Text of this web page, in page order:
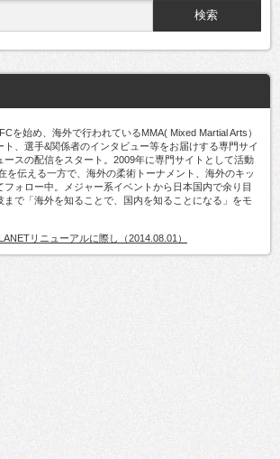
を始め、海外で行われているMMA( Mixed Martial Arts）
、選手&関係者のインタビュー等をお届けする専門サイ
ースの配信をスタート。2009年に専門サイトとして活動
を伝える一方で、海外の柔術トーナメント、海外のキッ
フォロー中。メジャー系イベントから日本国内で余り目
まで「海外を知ることで、国内を知ることになる」をモ
リニューアルに際し（2014.08.01）